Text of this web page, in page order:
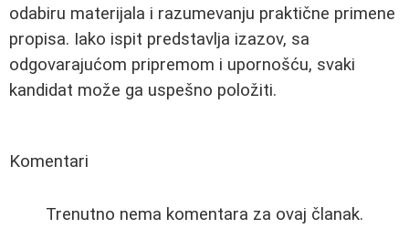
odabiru materijala i razumevanju praktične primene
propisa. Iako ispit predstavlja izazov, sa
odgovarajućom pripremom i upornošću, svaki
kandidat može ga uspešno položiti.
Komentari
Trenutno nema komentara za ovaj članak.